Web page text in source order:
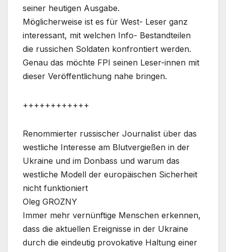
seiner heutigen Ausgabe.
Möglicherweise ist es für West- Leser ganz
interessant, mit welchen Info- Bestandteilen
die russichen Soldaten konfrontiert werden.
Genau das möchte FPI seinen Leser-innen mit
dieser Veröffentlichung nahe bringen.
++++++++++++
Renommierter russischer Journalist über das
westliche Interesse am Blutvergießen in der
Ukraine und im Donbass und warum das
westliche Modell der europäischen Sicherheit
nicht funktioniert
Oleg GROZNY
Immer mehr vernünftige Menschen erkennen,
dass die aktuellen Ereignisse in der Ukraine
durch die eindeutig provokative Haltung einer